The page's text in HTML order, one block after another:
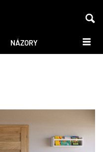
NÁZORY DALŠÍ